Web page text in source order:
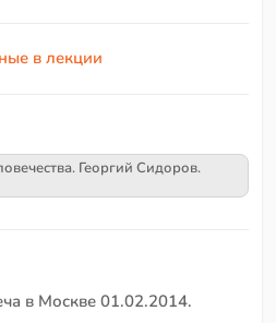
в лекции
Георгий Сидоров.
в Москве 01.02.2014.